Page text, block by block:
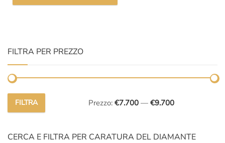
FILTRA PER PREZZO
Prezzo
Prezzo
FILTRA Prezzo: €7.700 — €9.700
CERCA E FILTRA PER CARATURA DEL DIAMANTE